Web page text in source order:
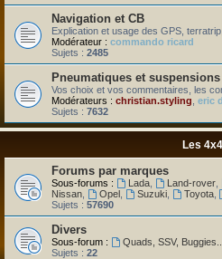
Navigation et CB
Explication et usage des GPS,
Modérateur : commando ricard
Sujets : 2485
Pneumatiques et suspensions
Vos choix et vos commentaires, les
Modérateurs : christian.styling eric
Sujets : 7632
Les 4x4
Forums par marques
Sous-forums : Lada, Land-rover,
Nissan
Opel, Suzuki, Toyota,
Sujets : 57690
Divers
Sous-forum :
Quads, SSV, Buggies...
Sujets : 22